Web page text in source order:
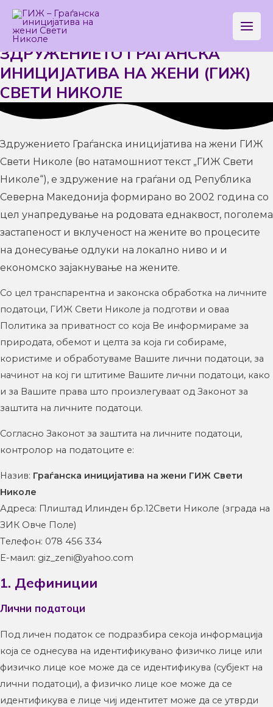
Skip
content
Main
Menu
ПОЛИТИКА ЗА ПРИВАТНОСТ НА
ЗДРУЖЕНИЕТО ГРАЃАНСКА
ИНИЦИЈАТИВА НА ЖЕНИ (ГИЖ)
СВЕТИ НИКОЛЕ
Здружението Граѓанска иницијатива на жени ГИЖ
Свети Николе (во натамошниот текст „ГИЖ Свети
Николе“), е здружение на граѓани од Република
Северна Македонија формирано во 2002 година со
цел унапредување на родовата еднаквост, поголема
застапеност и вклученост на жените во процесите
на донесување одлуки на локално ниво и и
економско зајакнување на жените.
Со цел транспарентна и законска обработка на личните
податоци, ГИЖ Свети Николе ја подготви и оваа
Политика за приватност со која Ве информираме за
природата, обемот и целта за која ги собираме,
користиме и обработуваме Вашите лични податоци, за
начинот на кој ги штитиме Вашите лични податоци, како
и за Вашите права што произлегуваат од Законот за
заштита на личните податоци.
Согласно Законот за заштита на личните податоци,
контролор на податоците е:
Назив: Граѓанска иницијатива на жени ГИЖ Свети
Николе
Адреса: Плиштад Илинден бр.12Свети Николе (зграда на
ЗИК Овче Поле)
Tелефон: 078 456 334
E-маил: giz_zeni@yahoo.com
1. Дефиниции
Лични податоци
Под личен податок се подразбира секоја информација
која се однесува на идентификувано физичко лице или
физичко лице кое може да се идентификува (субјект на
лични податоци), а физичко лице кое може да се
идентификува е лице чиј идентитет може да се утврди